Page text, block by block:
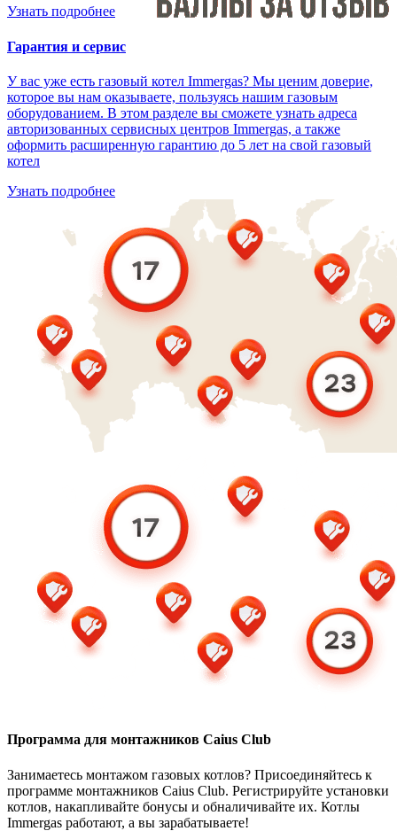
Узнать подробнее
Гарантия и сервис
У вас уже есть газовый котел Immergas? Мы ценим доверие,
которое вы нам оказываете, пользуясь нашим газовым
оборудованием. В этом разделе вы сможете узнать адреса
авторизованных сервисных центров Immergas, а также
оформить расширенную гарантию до 5 лет на свой газовый
котел
Узнать подробнее
Программа для монтажников Caius Club
Занимаетесь монтажом газовых котлов? Присоединяйтесь к
программе монтажников Caius Club. Регистрируйте установки
котлов, накапливайте бонусы и обналичивайте их. Котлы
Immergas работают, а вы зарабатываете!